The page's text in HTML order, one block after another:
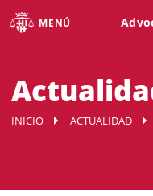
MENÚ
INICIO ACTUALIDAD